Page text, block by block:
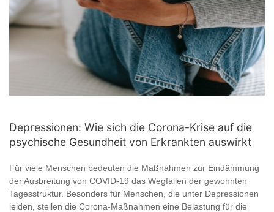
Depressionen: Wie sich die Corona-Krise auf die
psychische Gesundheit von Erkrankten auswirkt
Für viele Menschen bedeuten die Maßnahmen zur Eindämmung
der Ausbreitung von COVID-19 das Wegfallen der gewohnten
Tagesstruktur. Besonders für Menschen, die unter Depressionen
leiden, stellen die Corona-Maßnahmen eine Belastung für die